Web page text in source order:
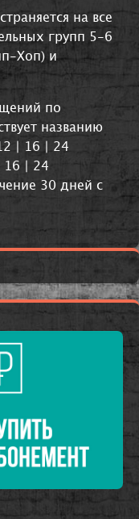
на все
групп 5-6
Хоп) и
по
названию
| 16 | 24
16 | 24
30 дней с